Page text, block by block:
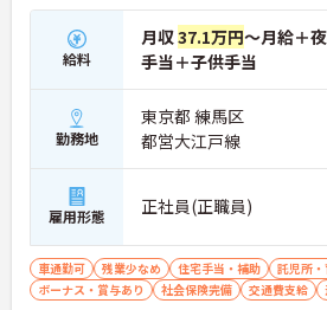
給料
月収37.1万円～月給＋
手当＋子供手当
勤務地
東京都 練馬区
都営大江戸線
雇用形態 正社員(正職員)
車通勤可 残業少なめ 住宅手当・補助
託児所
ボーナス・賞与あり
社会保険完備 交通費支給